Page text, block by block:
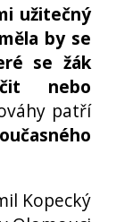
užitečný
by se
se žák
nebo
patří
Kopecký